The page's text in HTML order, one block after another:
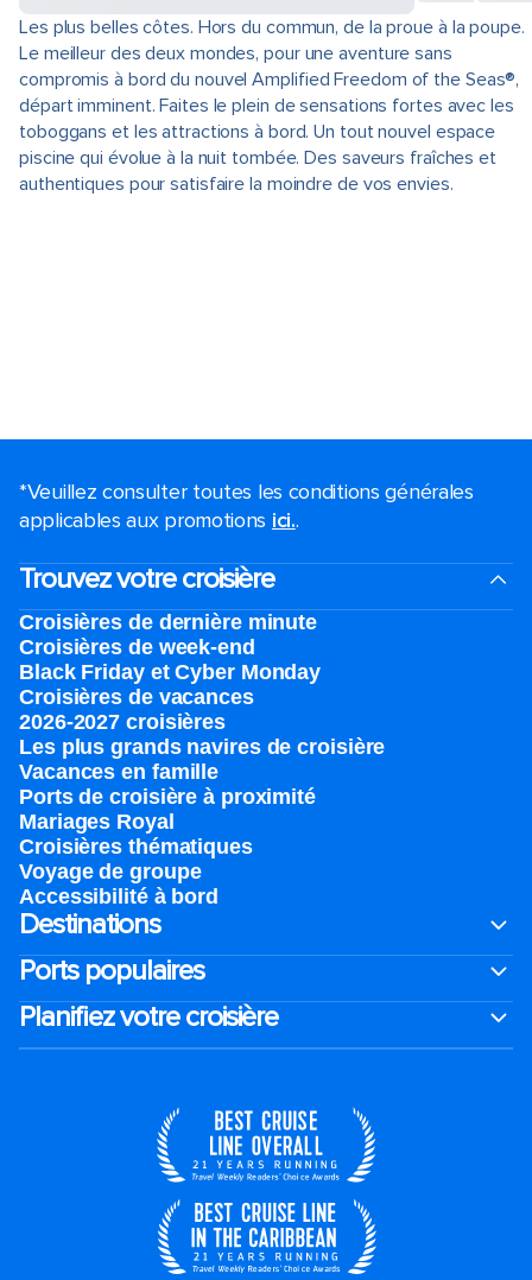
Les plus belles côtes. Hors du commun, de la proue à la poupe.
Le meilleur des deux mondes, pour une aventure sans
compromis à bord du nouvel Amplified Freedom of the Seas®,
départ imminent. Faites le plein de sensations fortes avec les
toboggans et les attractions à bord. Un tout nouvel espace
piscine qui évolue à la nuit tombée. Des saveurs fraîches et
authentiques pour satisfaire la moindre de vos envies.
*Veuillez consulter toutes les conditions générales
applicables aux promotions ici..
Trouvez votre croisière
Croisières de dernière minute
Croisières de week-end
Black Friday et Cyber Monday
Croisières de vacances
2026-2027 croisières
Les plus grands navires de croisière
Vacances en famille
Ports de croisière à proximité
Mariages Royal
Croisières thématiques
Voyage de groupe​
Accessibilité à bord​
Destinations
Ports populaires
Planifiez votre croisière